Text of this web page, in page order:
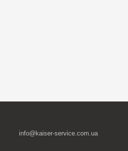
info@kaiser-service.com.ua